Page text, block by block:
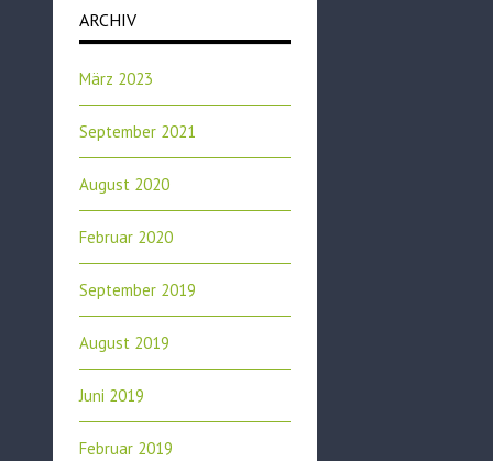
ARCHIV
März 2023
September 2021
August 2020
Februar 2020
September 2019
August 2019
Juni 2019
Februar 2019